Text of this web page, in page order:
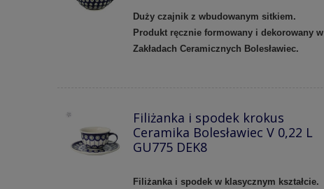
Duży czajnik z wbudowanym sitkiem.
Produkt ręcznie formowany i dekorowany w
Zakładach Ceramicznych Bolesławiec.
Filiżanka i spodek krokus
Ceramika Bolesławiec V 0,22 L
GU775 DEK8
Filiżanka i spodek w klasycznym kształcie.